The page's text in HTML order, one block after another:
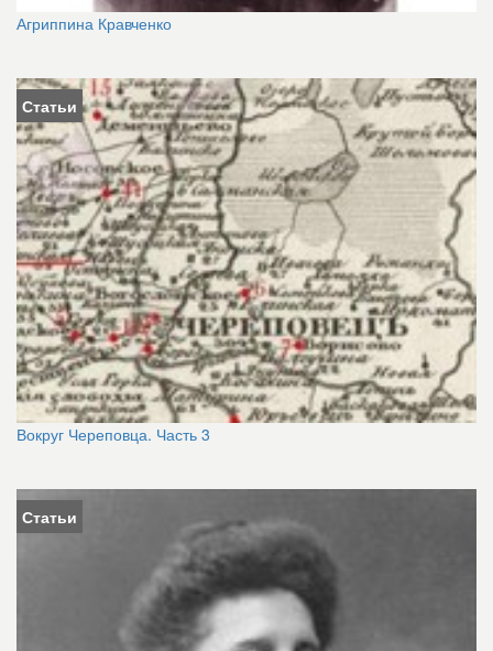
Агриппина Кравченко
Статьи
Вокруг Череповца. Часть 3
Статьи